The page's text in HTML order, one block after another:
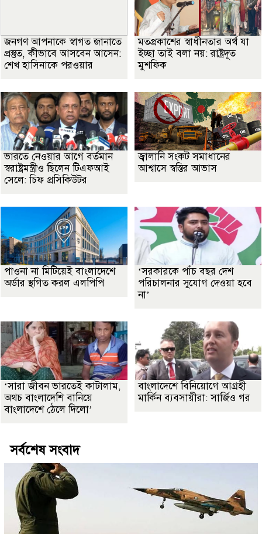
জনগণ আপনাকে স্বাগত জানাতে
প্রস্তুত, কীভাবে আসবেন আসেন:
শেখ হাসিনাকে পরওয়ার
মতপ্রকাশের স্বাধীনতার অর্থ যা
ইচ্ছা তাই বলা নয়: রাষ্ট্রদূত
মুশফিক
ভারতে নেওয়ার আগে বর্তমান
স্বরাষ্ট্রমন্ত্রীও ছিলেন টিএফআই
সেলে: চিফ প্রসিকিউটর
জ্বালানি সংকট সমাধানের
আশ্বাসে স্বস্তির আভাস
পাওনা না মিটিয়েই বাংলাদেশে
অর্ডার স্থগিত করল এলপিপি
‘সরকারকে পাঁচ বছর দেশ
পরিচালনার সুযোগ দেওয়া হবে
না’
‘সারা জীবন ভারতেই কাটালাম,
অথচ বাংলাদেশি বানিয়ে
বাংলাদেশে ঠেলে দিলো’
বাংলাদেশে বিনিয়োগে আগ্রহী
মার্কিন ব্যবসায়ীরা: সার্জিও গর
সর্বশেষ সংবাদ